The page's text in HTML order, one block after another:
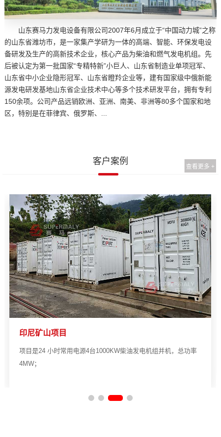
山东赛马力发电设备有限公司2007年6月成立于“中国动力城”之称
的山东省潍坊市，是一家集产学研为一体的高端、智能、环保发电设
备研发及生产的高新技术企业，核心产品为柴油和燃气发电机组。先
后被认定为第一批国家“专精特新”小巨人、山东省制造业单项冠军、
山东省中小企业隐形冠军、山东省瞪羚企业等，建有国家级中俄新能
源发电研发基地山东省企业技术中心等多个技术研发平台，拥有专利
150余项。公司产品远销欧洲、亚洲、南美、非洲等80多个国家和地
区，特别是在菲律宾、俄罗斯、...
客户案例
查看更多 +
印尼矿山项目
项目是24 小时常用电源4台1000KW柴油发电机组并机，总功率
4MW；